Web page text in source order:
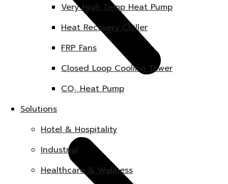
Very High Temp Heat Pump
Heat Recovery Chiller
FRP Fans
Closed Loop Cooling Tower
CO₂ Heat Pump
Solutions
Hotel & Hospitality
Industrial
Healthcare & Wellness